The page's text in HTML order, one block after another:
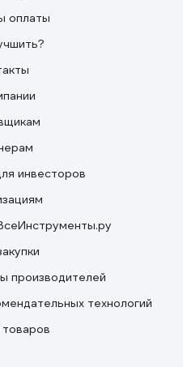
оплаты
инвесторов
производителей
технологий
товаров